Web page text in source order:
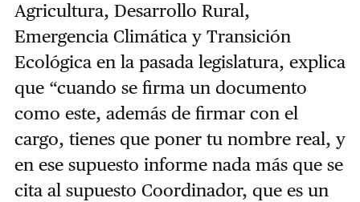
Agricultura, Desarrollo Rural,
Emergencia Climática y Transición
Ecológica en la pasada legislatura, explica
que “cuando se firma un documento
como este, además de firmar con el
cargo, tienes que poner tu nombre real, y
en ese supuesto informe nada más que se
cita al supuesto Coordinador, que es un